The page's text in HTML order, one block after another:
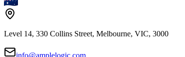
Level 14, 330 Collins Street, Melbourne, VIC, 3000
info@amplelogic.com